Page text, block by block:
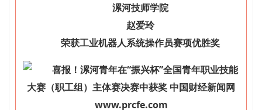
漯河技师学院
赵爱玲
荣获工业机器人系统操作员赛项优胜奖